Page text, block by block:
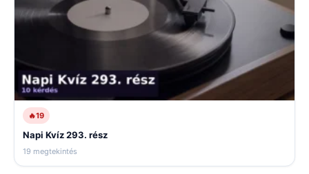
🔥19
Napi Kvíz 293. rész
19 megtekintés